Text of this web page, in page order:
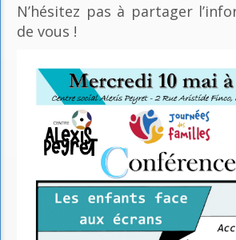
N’hésitez pas à partager
de vous !